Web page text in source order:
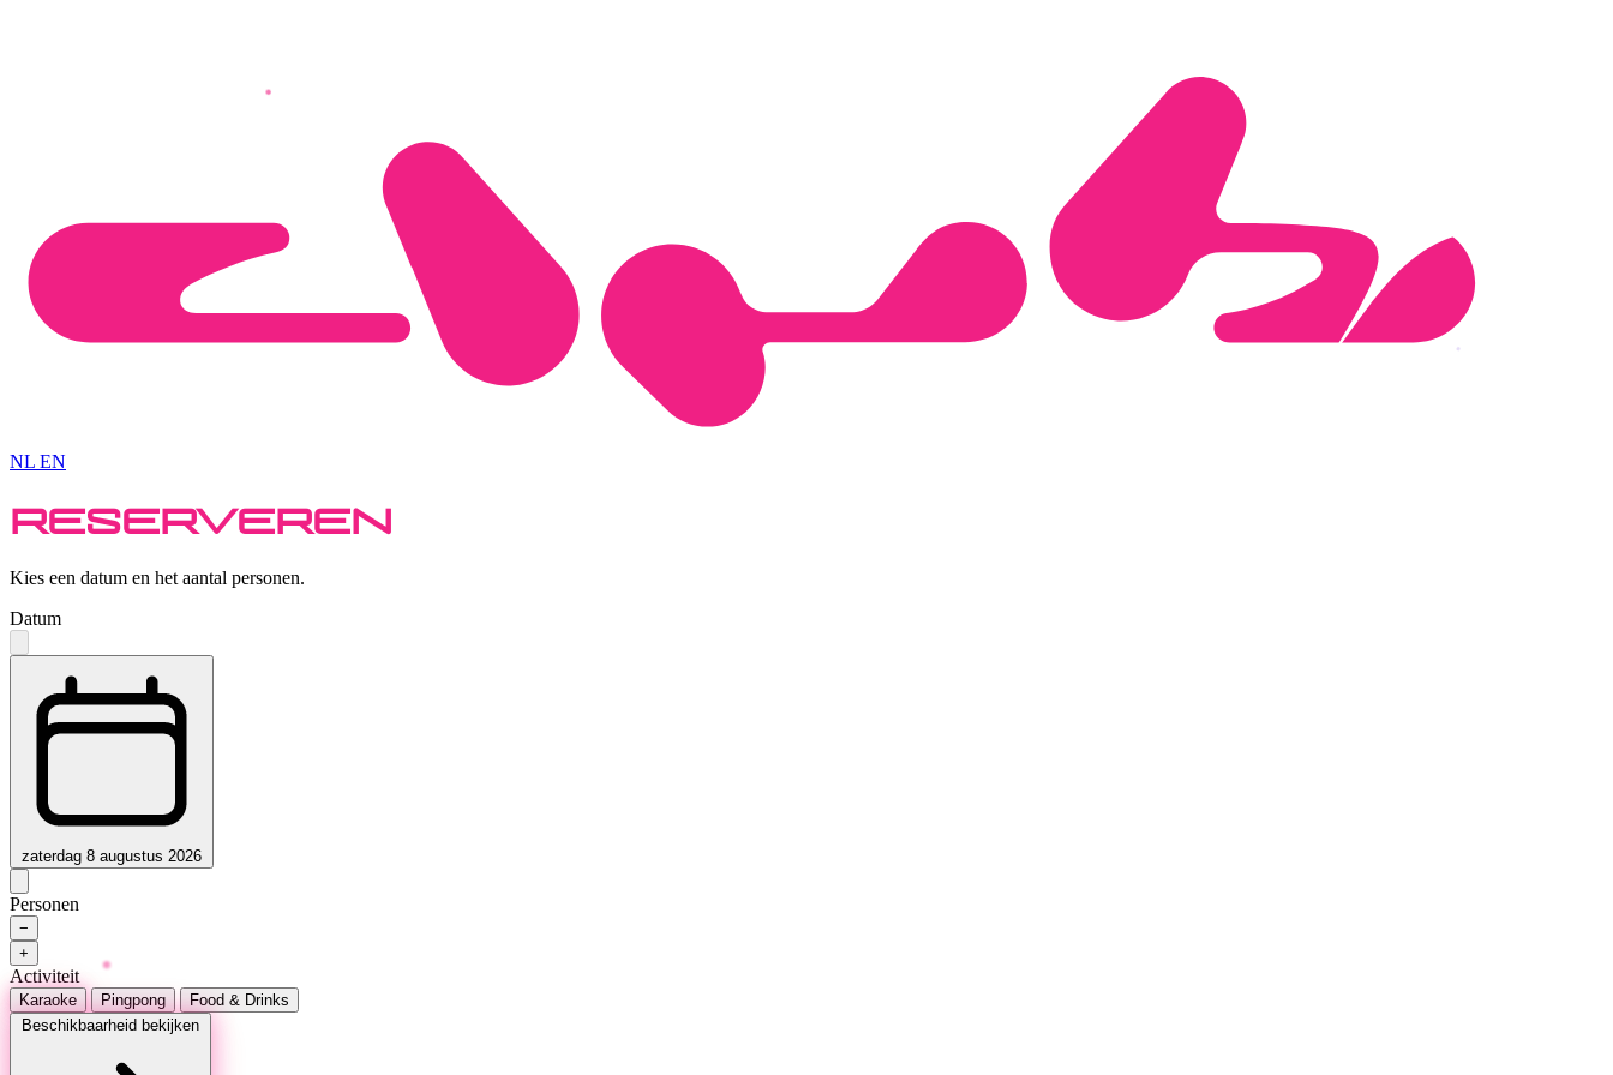
NL EN
RESERVEREN
Kies een datum en het aantal personen.
Datum
zaterdag 8 augustus 2026
Personen
−
+
Activiteit
Karaoke Pingpong
Food & Drinks
Beschikbaarheid bekijken